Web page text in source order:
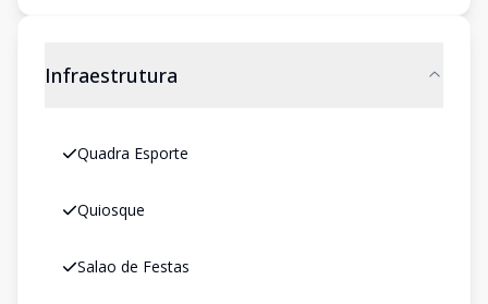
Infraestrutura
Quadra Esporte
Quiosque
Salao de Festas